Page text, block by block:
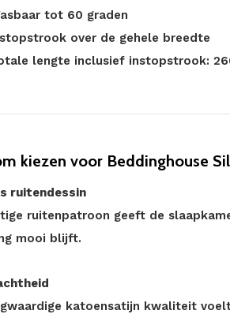
tot 60 graden
over de gehele breedte
lengte inclusief instopstrook:
kiezen voor Beddinghouse
ruitendessin
ruitenpatroon geeft de
mooi blijft.
katoensatijn kwaliteit